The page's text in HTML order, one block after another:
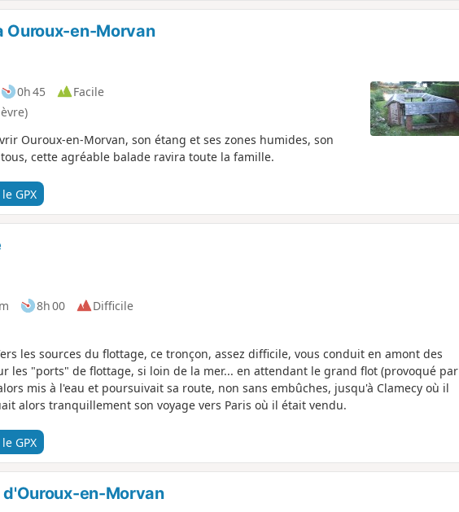
Ouroux-en-Morvan
0h 45
Facile
Ouroux-en-Morvan, son étang et ses zones humides, son
cette agréable balade ravira toute la famille.
GPX
8h 00
Difficile
les sources du flottage, ce tronçon, assez difficile, vous conduit en amont des
les "ports" de flottage, si loin de la mer... en attendant le grand flot (provoqué par
mis à l'eau et poursuivait sa route, non sans embûches, jusqu'à Clamecy où il
alors tranquillement son voyage vers Paris où il était vendu.
GPX
en-Morvan